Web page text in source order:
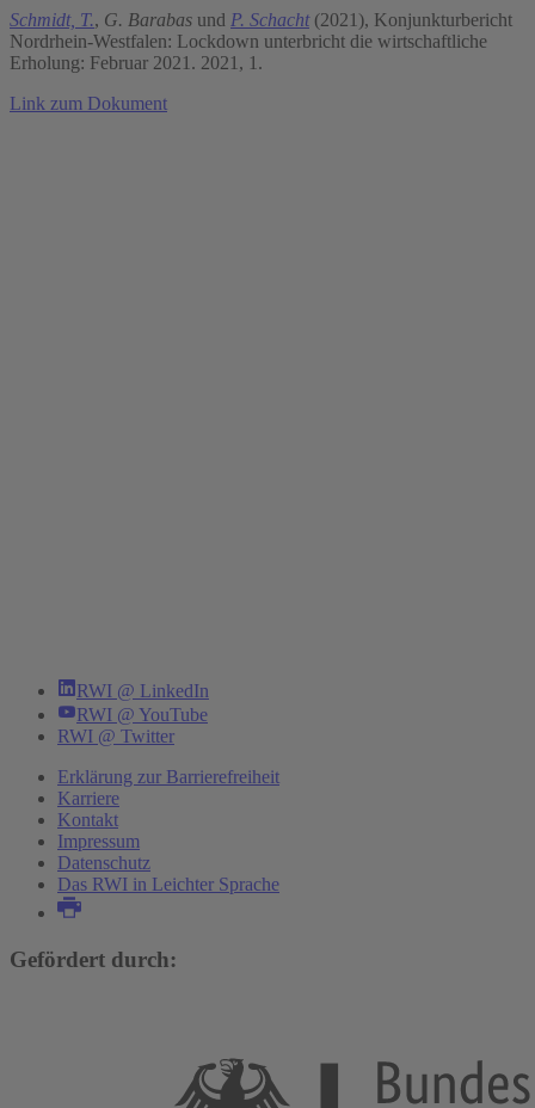
Schmidt, T., G. Barabas und P. Schacht(2021), Konjunkturbericht
Nordrhein-Westfalen: Lockdown unterbricht die wirtschaftliche
Erholung: Februar 2021. 2021, 1.
Link zum Dokument
RWI @ LinkedIn
RWI @ YouTube
RWI @ Twitter
Erklärung zur Barrierefreiheit
Karriere
Kontakt
Impressum
Datenschutz
Das RWI in Leichter Sprache
Gefördert durch: